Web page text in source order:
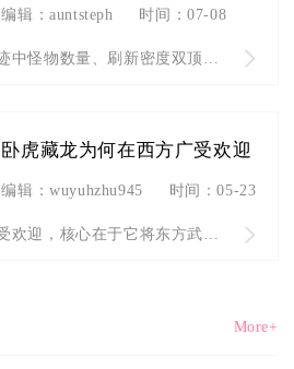
编辑：auntsteph 时间：07-08
恶魔广场是全民奇迹中怪物数量、刷新密度双顶尖的场景，全游戏没...
卧虎藏龙为何在西方广受欢迎
编辑：wuyuhzhu945 时间：05-23
卧虎藏龙在西方广受欢迎，核心在于它将东方武侠意境、高自由度江...
More+